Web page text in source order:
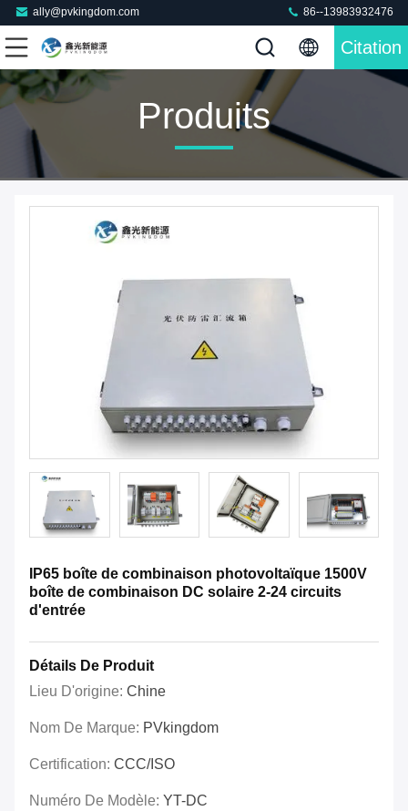
ally@pvkingdom.com 86--13983932476
Citation
Produits
IP65 boîte de combinaison photovoltaïque 1500V
boîte de combinaison DC solaire 2-24 circuits
d'entrée
Détails De Produit
Lieu D'origine: Chine
Nom De Marque: PVkingdom
Certification: CCC/ISO
Numéro De Modèle: YT-DC